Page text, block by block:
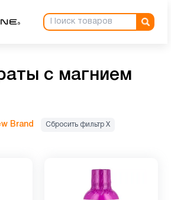
с магнием
Brand Сбросить фильтр Х